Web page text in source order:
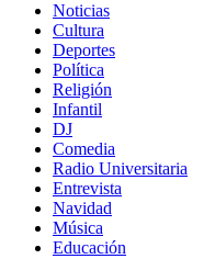
Noticias
Cultura
Deportes
Política
Religión
Infantil
DJ
Comedia
Radio Universitaria
Entrevista
Navidad
Música
Educación